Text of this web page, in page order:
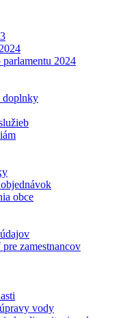
2024
doplnky
obce
zamestnancov
vody